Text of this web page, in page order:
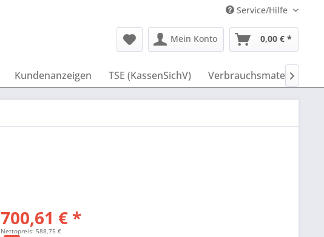
Service/Hilfe
Mein Konto 0,00 € *
Kundenanzeigen TSE (KassenSichV) Verbrauchsmaterial

700,61 € *
Nettopreis: 588,75 €